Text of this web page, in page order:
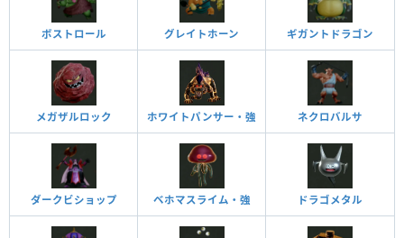
ボストロール グレイトホーン ギガントドラゴン
メガザルロック ホワイトパンサー・強 ネクロバルサ
ダークビショップ ベホマスライム・強 ドラゴメタル